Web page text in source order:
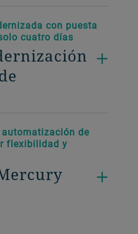
con puesta
cuatro días
de
flexibilidad y